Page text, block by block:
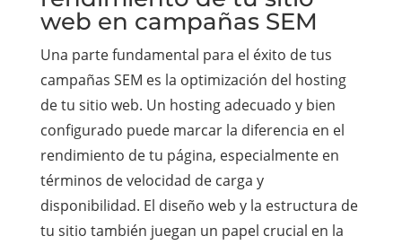
web en campañas SEM
Una parte fundamental para el éxito de tus
campañas SEM es la optimización del hosting
de tu sitio web. Un hosting adecuado y bien
configurado puede marcar la diferencia en el
rendimiento de tu página, especialmente en
términos de velocidad de carga y
disponibilidad. El diseño web y la estructura de
tu sitio también juegan un papel crucial en la